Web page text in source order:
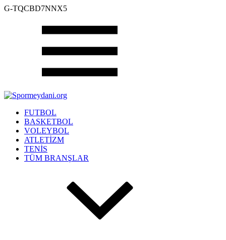
G-TQCBD7NNX5
FUTBOL
BASKETBOL
VOLEYBOL
ATLETİZM
TENİS
TÜM BRANŞLAR